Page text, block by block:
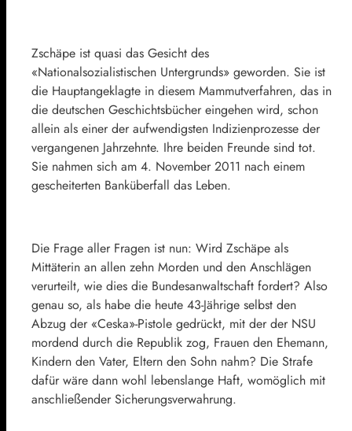
Zschäpe ist quasi das Gesicht des
«Nationalsozialistischen Untergrunds» geworden. Sie ist
die Hauptangeklagte in diesem Mammutverfahren, das in
die deutschen Geschichtsbücher eingehen wird, schon
allein als einer der aufwendigsten Indizienprozesse der
vergangenen Jahrzehnte. Ihre beiden Freunde sind tot.
Sie nahmen sich am 4. November 2011 nach einem
gescheiterten Banküberfall das Leben.
Die Frage aller Fragen ist nun: Wird Zschäpe als
Mittäterin an allen zehn Morden und den Anschlägen
verurteilt, wie dies die Bundesanwaltschaft fordert? Also
genau so, als habe die heute 43-Jährige selbst den
Abzug der «Ceska»-Pistole gedrückt, mit der der NSU
mordend durch die Republik zog, Frauen den Ehemann,
Kindern den Vater, Eltern den Sohn nahm? Die Strafe
dafür wäre dann wohl lebenslange Haft, womöglich mit
anschließender Sicherungsverwahrung.